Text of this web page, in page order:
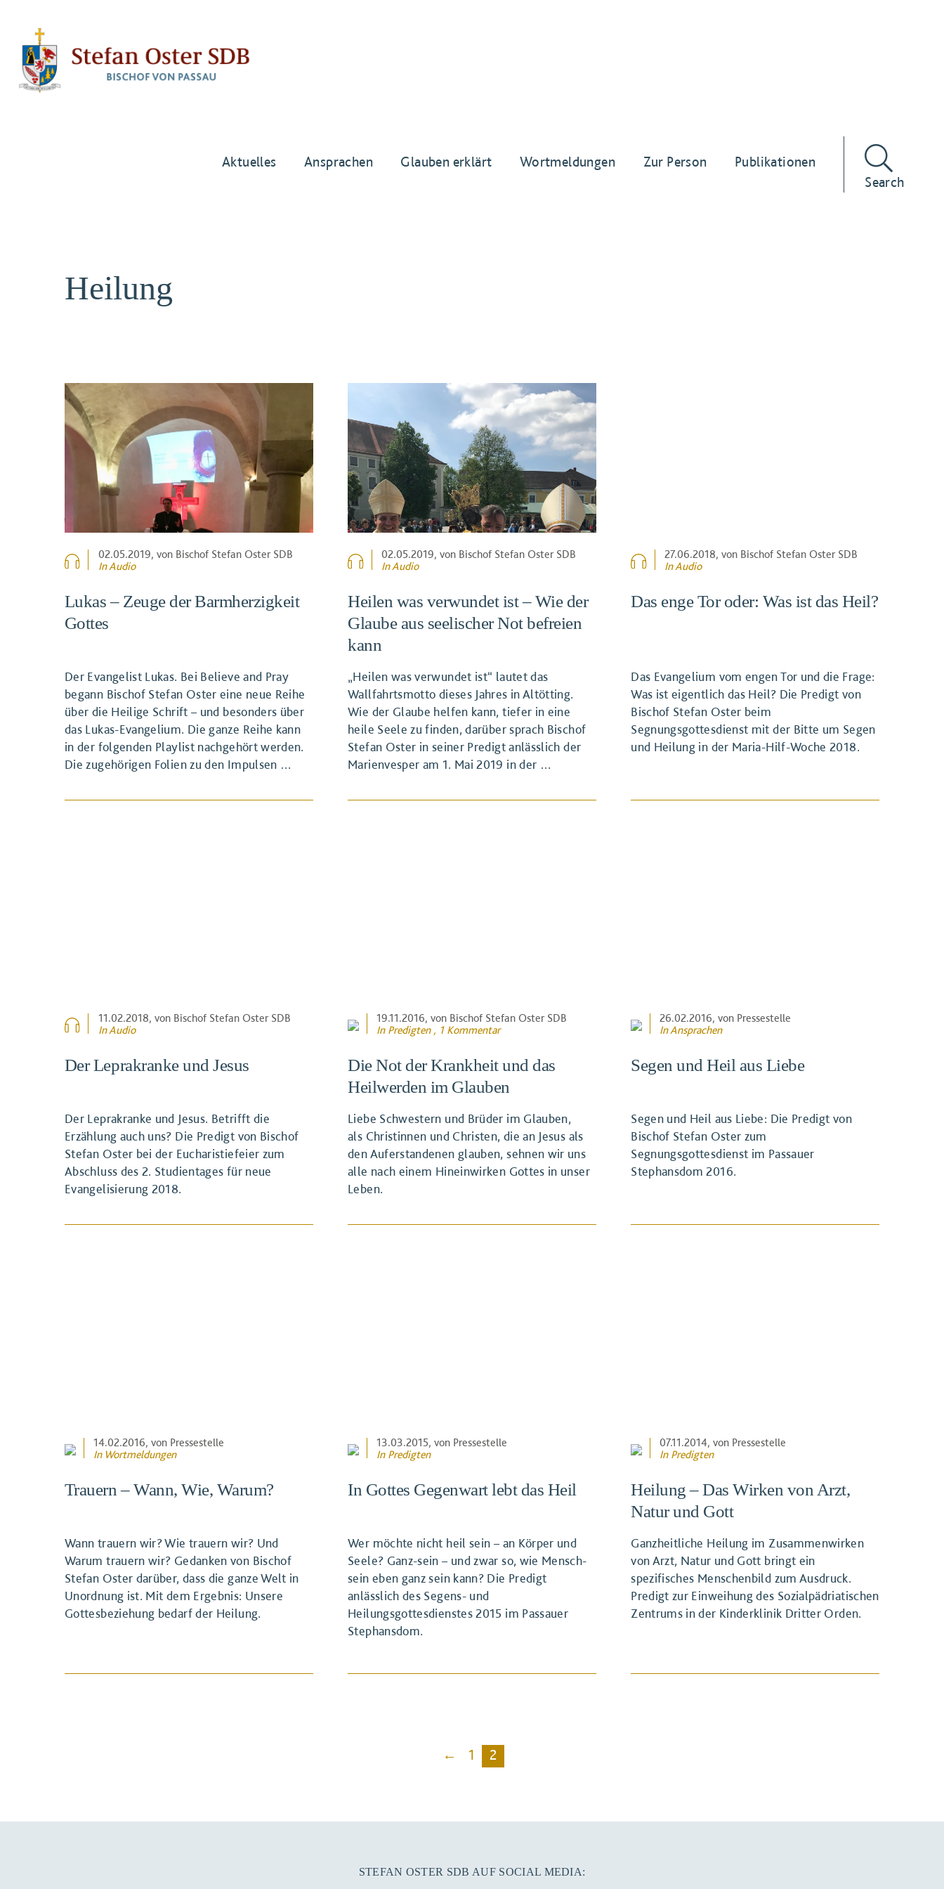
Aktuelles Ansprachen Glauben erklärt Wortmeldungen Zur Person
Publikationen
Search
Heilung
BEITRAG ANSEHEN
02.05.2019, von Bischof Stefan Oster SDB
In Audio
Lukas – Zeuge der Barmherzigkeit
Gottes
Der Evangelist Lukas. Bei Believe and Pray
begann Bischof Stefan Oster eine neue Reihe
über die Heilige Schrift – und besonders über
das Lukas-Evangelium. Die ganze Reihe kann
in der folgenden Playlist nachgehört werden.
Die zugehörigen Folien zu den Impulsen …
BEITRAG ANSEHEN
02.05.2019, von Bischof Stefan Oster SDB
In Audio
Heilen was verwundet ist – Wie der
Glaube aus seelischer Not befreien
kann
„Heilen was verwundet ist“ lautet das
Wallfahrtsmotto dieses Jahres in Altötting.
Wie der Glaube helfen kann, tiefer in eine
heile Seele zu finden, darüber sprach Bischof
Stefan Oster in seiner Predigt anlässlich der
Marienvesper am 1. Mai 2019 in der …
27.06.2018, von Bischof Stefan Oster SDB
In Audio
Das enge Tor oder: Was ist das Heil?
Das Evangelium vom engen Tor und die Frage:
Was ist eigentlich das Heil? Die Predigt von
Bischof Stefan Oster beim
Segnungsgottesdienst mit der Bitte um Segen
und Heilung in der Maria-Hilf-Woche 2018.
11.02.2018, von Bischof Stefan Oster SDB
In Audio
Der Leprakranke und Jesus
Der Leprakranke und Jesus. Betrifft die
Erzählung auch uns? Die Predigt von Bischof
Stefan Oster bei der Eucharistiefeier zum
Abschluss des 2. Studientages für neue
Evangelisierung 2018.
19.11.2016, von Bischof Stefan Oster SDB
In Predigten, 1 Kommentar
Die Not der Krankheit und das
Heilwerden im Glauben
Liebe Schwestern und Brüder im Glauben,
als Christinnen und Christen, die an Jesus als
den Auferstandenen glauben, sehnen wir uns
alle nach einem Hineinwirken Gottes in unser
Leben.
26.02.2016, von Pressestelle
InAnsprachen
Segen und Heil aus Liebe
Segen und Heil aus Liebe: Die Predigt von
Bischof Stefan Oster zum
Segnungsgottesdienst im Passauer
Stephansdom 2016.
14.02.2016, von Pressestelle
In Wortmeldungen
Trauern – Wann, Wie, Warum?
Wann trauern wir? Wie trauern wir? Und
Warum trauern wir? Gedanken von Bischof
Stefan Oster darüber, dass die ganze Welt in
Unordnung ist. Mit dem Ergebnis: Unsere
Gottesbeziehung bedarf der Heilung.
13.03.2015, von Pressestelle
In Predigten
In Gottes Gegenwart lebt das Heil
Wer möchte nicht heil sein – an Körper und
Seele? Ganz-sein – und zwar so, wie Mensch-
sein eben ganz sein kann? Die Predigt
anlässlich des Segens- und
Heilungsgottesdienstes 2015 im Passauer
Stephansdom.
07.11.2014, von Pressestelle
In Predigten
Heilung – Das Wirken von Arzt,
Natur und Gott
Ganzheitliche Heilung im Zusammenwirken
von Arzt, Natur und Gott bringt ein
spezifisches Menschenbild zum Ausdruck.
Predigt zur Einweihung des Sozialpädriatischen
Zentrums in der Kinderklinik Dritter Orden.
← 1 2
STEFAN OSTER SDB AUF SOCIAL MEDIA: